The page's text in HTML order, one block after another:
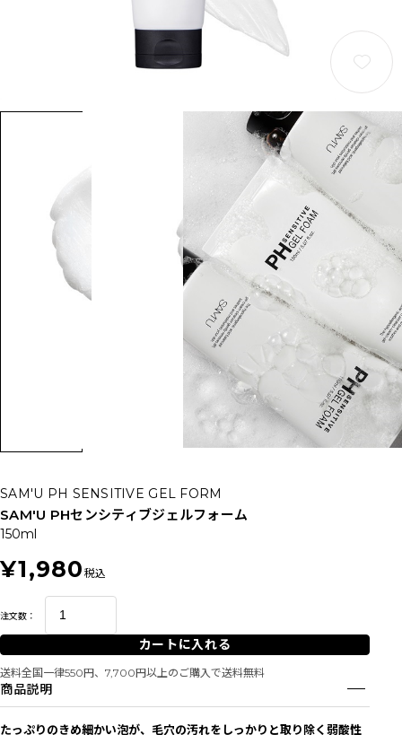
SAM'U PH SENSITIVE GEL FORM
SAM'U PHセンシティブジェルフォーム
150ml
¥1,980 税込
注文数：
カートに入れる
送料全国一律550円、7,700円以上のご購入で送料無料
商品説明
たっぷりのきめ細かい泡が、毛穴の汚れをしっかりと取り除く弱酸性